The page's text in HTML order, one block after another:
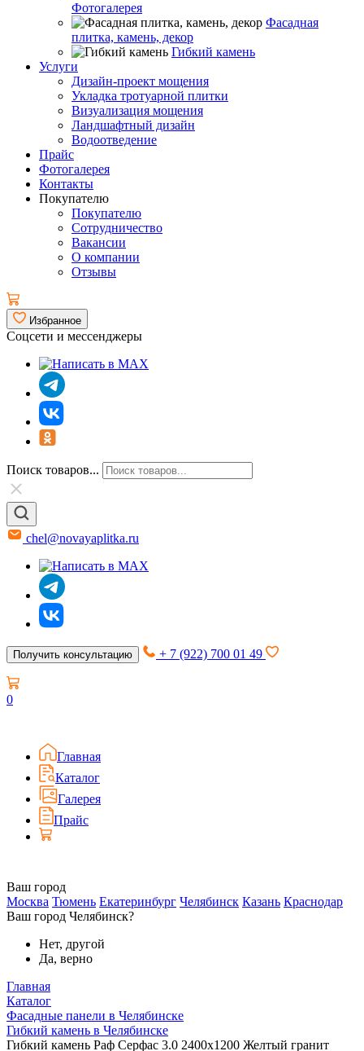
Фотогалерея
Фасадная
плитка, камень, декор
Гибкий камень
Услуги
Дизайн-проект мощения
Укладка тротуарной плитки
Визуализация мощения
Ландшафтный дизайн
Водоотведение
Прайс
Фотогалерея
Контакты
Покупателю
Покупателю
Сотрудничество
Вакансии
О компании
Отзывы
Избранное
Соцсети и мессенджеры
Поиск товаров...
chel@novayaplitka.ru
Получить консультацию + 7 (922) 700 01 49
0
Главная
Каталог
Галерея
Прайс
Ваш город
Москва Тюмень Екатеринбург Челябинск Казань Краснодар
Ваш город Челябинск?
Нет, другой
Да, верно
Главная
Каталог
Фасадные панели в Челябинске
Гибкий камень в Челябинске
Гибкий камень Раф Серфас 3.0 2400x1200 Желтый гранит